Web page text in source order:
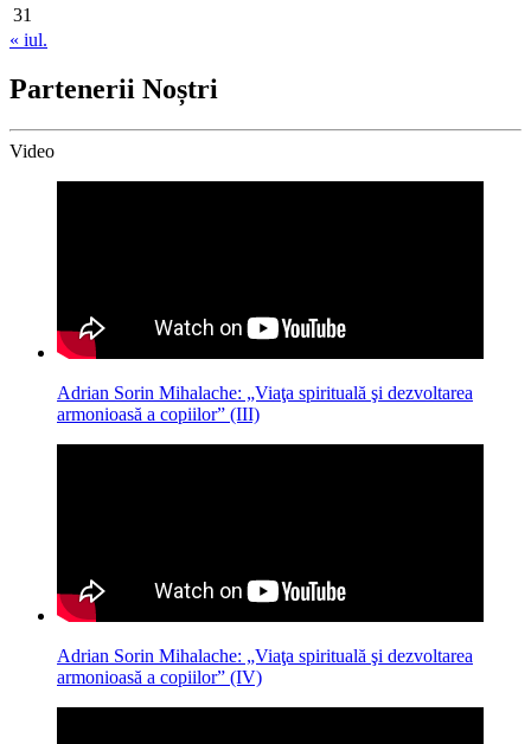
31
« iul.
Partenerii Noștri
Video
Adrian Sorin Mihalache: „Viaţa spirituală şi dezvoltarea
armonioasă a copiilor” (III)
Adrian Sorin Mihalache: „Viaţa spirituală şi dezvoltarea
armonioasă a copiilor” (IV)